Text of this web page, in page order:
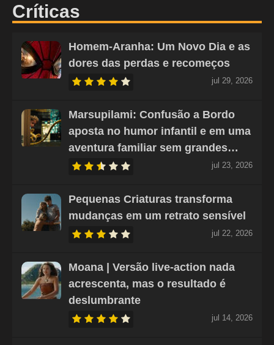
Críticas
Homem-Aranha: Um Novo Dia e as
dores das perdas e recomeços
jul 29, 2026
Marsupilami: Confusão a Bordo
aposta no humor infantil e em uma
aventura familiar sem grandes…
jul 23, 2026
Pequenas Criaturas transforma
mudanças em um retrato sensível
jul 22, 2026
Moana | Versão live-action nada
acrescenta, mas o resultado é
deslumbrante
jul 14, 2026